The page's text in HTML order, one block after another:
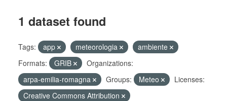
1 dataset found
Tags: app meteorologia
ambiente
Formats:
GRIB
Organizations:
arpa-emilia-romagna
Groups: Meteo
Licenses:
Creative Commons Attribution